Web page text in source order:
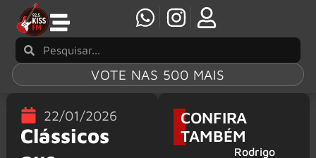
VOTE NAS 500 MAIS
22/01/2026
Clássicos
CONFIRA
TAMBÉM
Rodrigo